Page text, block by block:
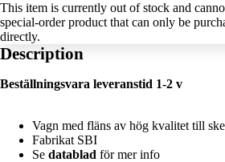
This item is currently out of stock and
special-order product that can only be
directly.
Description
Beställningsvara leveranstid 1-2 v
Vagn med fläns av hög kvalitet till
Fabrikat SBI
Se datablad för mer info